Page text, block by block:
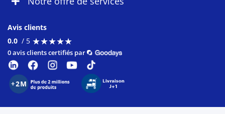
Avis clients
0.0 / 5 ★★★★★
★★★★★
0 avis clients certifiés par